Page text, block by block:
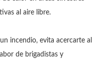
al aire libre.
incendio, evita acercarte al
de brigadistas y